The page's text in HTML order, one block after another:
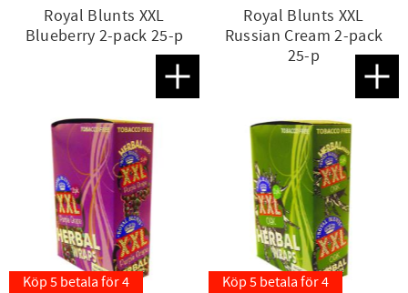
Royal Blunts XXL
Blueberry 2-pack 25-p
Lägg till i favoriter
Royal Blunts XXL
Russian Cream 2-pack
25-p
Köp 5 betala för 4 Köp 5 betala för 4